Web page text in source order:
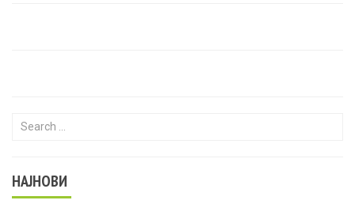
Search for:
НАЈНОВИ